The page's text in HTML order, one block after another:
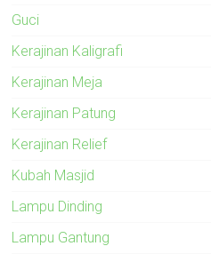
Guci
Kerajinan Kaligrafi
Kerajinan Meja
Kerajinan Patung
Kerajinan Relief
Kubah Masjid
Lampu Dinding
Lampu Gantung